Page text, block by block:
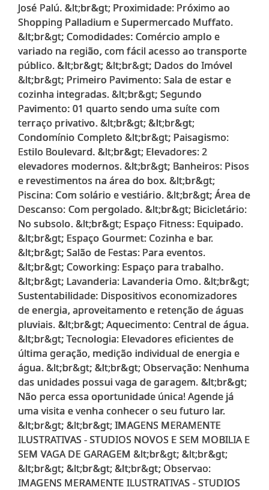
José Palú. &lt;br&gt; Proximidade: Próximo ao
Shopping Palladium e Supermercado Muffato.
&lt;br&gt; Comodidades: Comércio amplo e
variado na região, com fácil acesso ao transporte
público. &lt;br&gt; &lt;br&gt; Dados do Imóvel
&lt;br&gt; Primeiro Pavimento: Sala de estar e
cozinha integradas. &lt;br&gt; Segundo
Pavimento: 01 quarto sendo uma suíte com
terraço privativo. &lt;br&gt; &lt;br&gt;
Condomínio Completo &lt;br&gt; Paisagismo:
Estilo Boulevard. &lt;br&gt; Elevadores: 2
elevadores modernos. &lt;br&gt; Banheiros: Pisos
e revestimentos na área do box. &lt;br&gt;
Piscina: Com solário e vestiário. &lt;br&gt; Área de
Descanso: Com pergolado. &lt;br&gt; Bicicletário:
No subsolo. &lt;br&gt; Espaço Fitness: Equipado.
&lt;br&gt; Espaço Gourmet: Cozinha e bar.
&lt;br&gt; Salão de Festas: Para eventos.
&lt;br&gt; Coworking: Espaço para trabalho.
&lt;br&gt; Lavanderia: Lavanderia Omo. &lt;br&gt;
Sustentabilidade: Dispositivos economizadores
de energia, aproveitamento e retenção de águas
pluviais. &lt;br&gt; Aquecimento: Central de água.
&lt;br&gt; Tecnologia: Elevadores eficientes de
última geração, medição individual de energia e
água. &lt;br&gt; &lt;br&gt; Observação: Nenhuma
das unidades possui vaga de garagem. &lt;br&gt;
Não perca essa oportunidade única! Agende já
uma visita e venha conhecer o seu futuro lar.
&lt;br&gt; &lt;br&gt; IMAGENS MERAMENTE
ILUSTRATIVAS - STUDIOS NOVOS E SEM MOBILIA E
SEM VAGA DE GARAGEM &lt;br&gt; &lt;br&gt;
&lt;br&gt; &lt;br&gt; &lt;br&gt; Observao:
IMAGENS MERAMENTE ILUSTRATIVAS - STUDIOS